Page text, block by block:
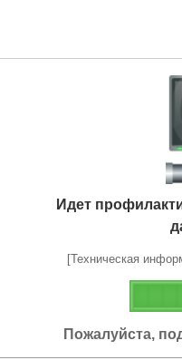
Идет
[Техническая
Пожалуйста,